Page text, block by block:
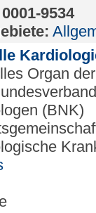
9534
Organ
(BNK)